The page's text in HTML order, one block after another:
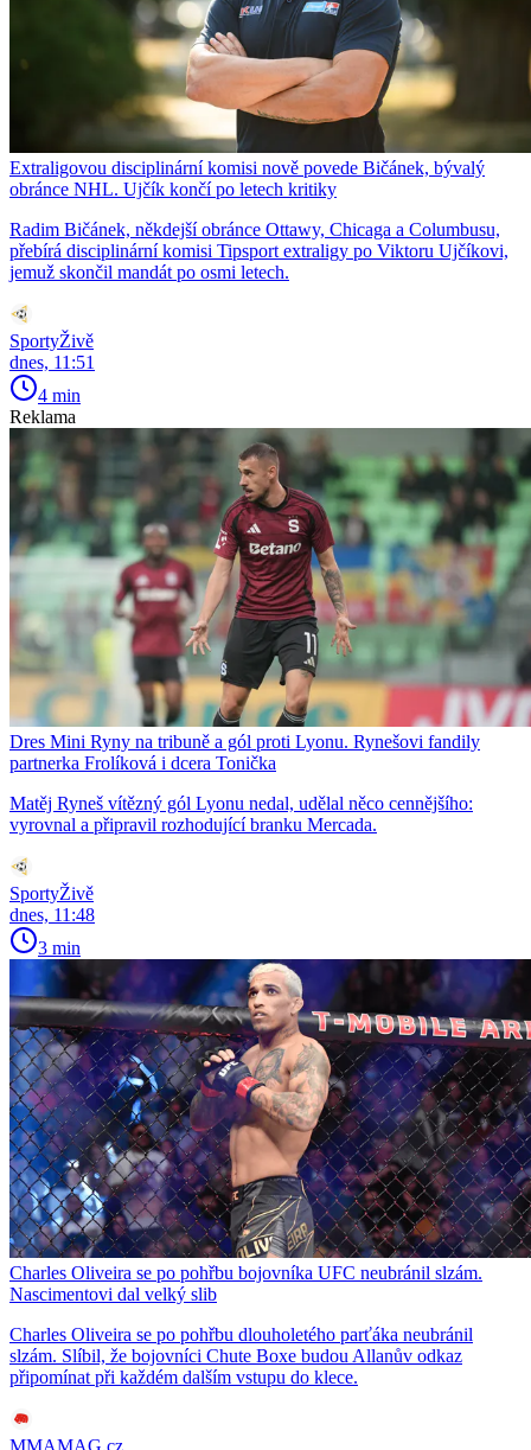
Extraligovou disciplinární komisi nově povede Bičánek, bývalý
obránce NHL. Ujčík končí po letech kritiky
Radim Bičánek, někdejší obránce Ottawy, Chicaga a Columbusu,
přebírá disciplinární komisi Tipsport extraligy po Viktoru Ujčíkovi,
jemuž skončil mandát po osmi letech.
SportyŽivě
dnes, 11:51
4 min
Reklama
Dres Mini Ryny na tribuně a gól proti Lyonu. Rynešovi fandily
partnerka Frolíková i dcera Tonička
Matěj Ryneš vítězný gól Lyonu nedal, udělal něco cennějšího:
vyrovnal a připravil rozhodující branku Mercada.
SportyŽivě
dnes, 11:48
3 min
Charles Oliveira se po pohřbu bojovníka UFC neubránil slzám.
Nascimentovi dal velký slib
Charles Oliveira se po pohřbu dlouholetého parťáka neubránil
slzám. Slíbil, že bojovníci Chute Boxe budou Allanův odkaz
připomínat při každém dalším vstupu do klece.
MMAMAG.cz